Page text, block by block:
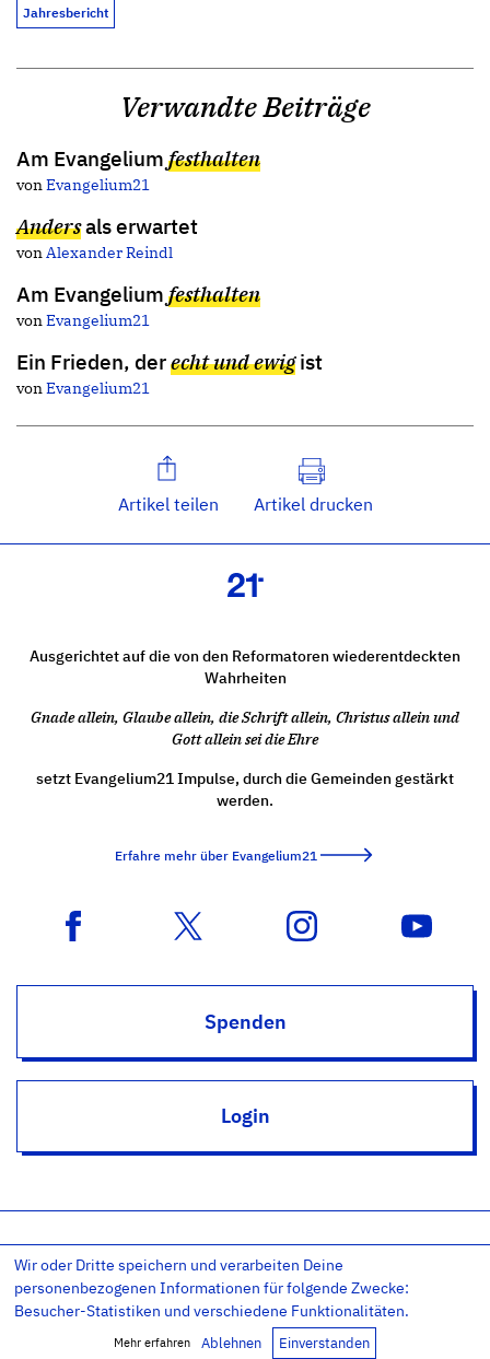
Jahresbericht
Verwandte Beiträge
Am Evangelium festhalten
von Evangelium21
Andersals erwartet
von Alexander Reindl
Am Evangelium festhalten
von Evangelium21
Ein Frieden, derecht und ewigist
von Evangelium21
Artikel teilen Artikel drucken
Ausgerichtet auf die von den Reformatoren wiederentdeckten
Wahrheiten
Gnade allein, Glaube allein, die Schrift allein, Christus allein und
Gott allein sei die Ehre
setzt Evangelium21 Impulse, durch die Gemeinden gestärkt
werden.
Erfahre mehr über Evangelium21
Spenden
Login
Impressum Datenschutz
Datenschutz-Einstellungen
AGB
Kontakt RSS Newsletter
Copyright © 2011-26 – Evangelium21 – All rights reserved.
Wir oder Dritte speichern und verarbeiten Deine
personenbezogenen Informationen für folgende Zwecke:
Besucher-Statistiken und verschiedene Funktionalitäten.
Mehr erfahren Ablehnen Einverstanden